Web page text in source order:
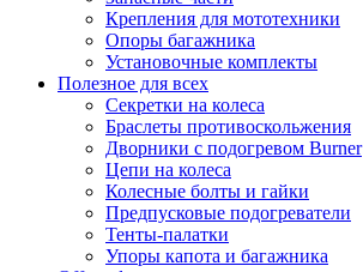
Крепления для мототехники
Опоры багажника
Установочные комплекты
Полезное для всех
Секретки на колеса
Браслеты противоскольжения
Дворники с подогревом Burner
Цепи на колеса
Колесные болты и гайки
Предпусковые подогреватели
Тенты-палатки
Упоры капота и багажника